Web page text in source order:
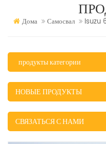
Дома Самосвал Isuzu
продукты категории
НОВЫЕ ПРОДУКТЫ
СВЯЗАТЬСЯ С НАМИ